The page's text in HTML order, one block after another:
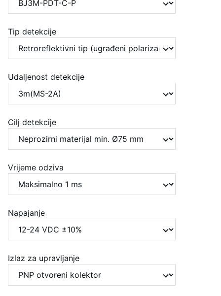
Tip detekcije
Udaljenost detekcije
Cilj detekcije
Vrijeme odziva
Napajanje
Izlaz za upravljanje